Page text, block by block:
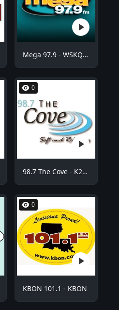
Mega 97.9 - WSKQ-FM
0
98.7 The Cove - K254BE
0
KBON 101.1 - KBON